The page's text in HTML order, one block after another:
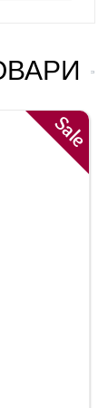
Sale